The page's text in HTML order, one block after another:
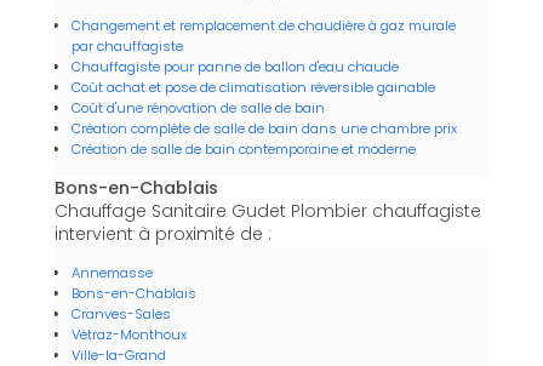
Changement et remplacement de chaudière à gaz murale
par chauffagiste
Chauffagiste pour panne de ballon d'eau chaude
Coût achat et pose de climatisation réversible gainable
Coût d'une rénovation de salle de bain
Création complète de salle de bain dans une chambre prix
Création de salle de bain contemporaine et moderne
Bons-en-Chablais
Chauffage Sanitaire Gudet Plombier chauffagiste
intervient à proximité de :
Annemasse
Bons-en-Chablais
Cranves-Sales
Vétraz-Monthoux
Ville-la-Grand